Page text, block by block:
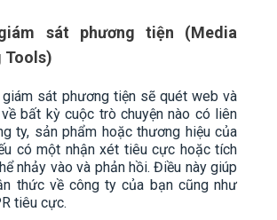
sát phương tiện (Media
Tools)
sát phương tiện sẽ quét web và
bất kỳ cuộc trò chuyện nào có liên
ty, sản phẩm hoặc thương hiệu của
có một nhận xét tiêu cực hoặc tích
nhảy vào và phản hồi. Điều này giúp
thức về công ty của bạn cũng như
tiêu cực.